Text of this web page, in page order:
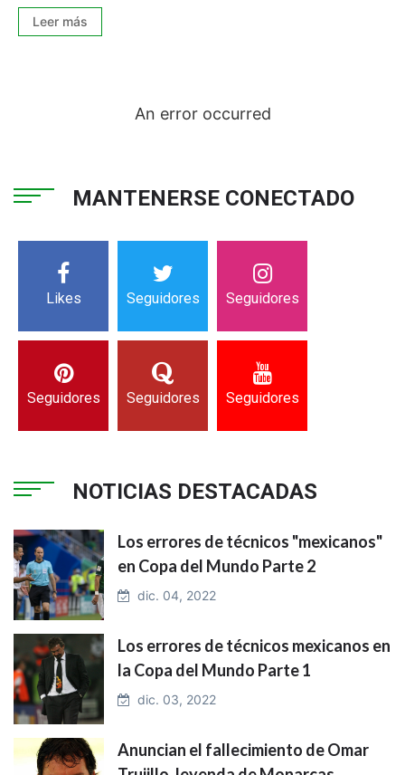
Leer más
An error occurred
MANTENERSE CONECTADO
Likes Seguidores Seguidores
Seguidores Seguidores Seguidores
NOTICIAS DESTACADAS
Los errores de técnicos "mexicanos"
en Copa del Mundo Parte 2
dic. 04, 2022
Los errores de técnicos mexicanos en
la Copa del Mundo Parte 1
dic. 03, 2022
Anuncian el fallecimiento de Omar